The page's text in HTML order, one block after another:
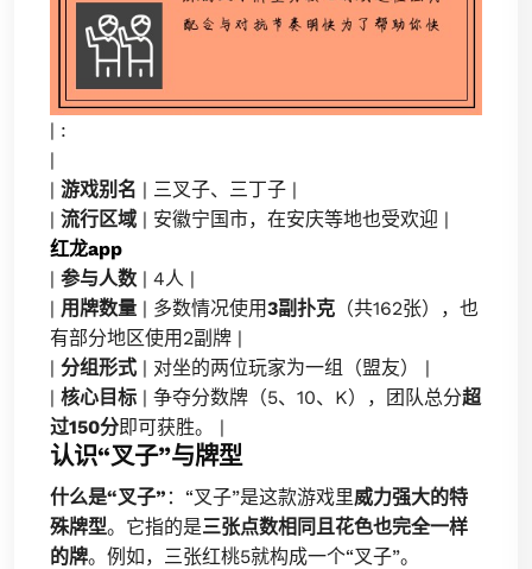
| :
|
| 游戏别名 | 三叉子、三丁子 |
| 流行区域 | 安徽宁国市，在安庆等地也受欢迎 |
红龙app
| 参与人数 | 4人 |
| 用牌数量 | 多数情况使用3副扑克 （共162张），也
有部分地区使用2副牌 |
| 分组形式 | 对坐的两位玩家为一组（盟友） |
| 核心目标 | 争夺分数牌（5、10、K），团队总分超
过150分即可获胜。 |
认识“叉子”与牌型
什么是“叉子” ：“叉子”是这款游戏里威力强大的特
殊牌型。它指的是三张点数相同且花色也完全一样
的牌。例如，三张红桃5就构成一个“叉子”。